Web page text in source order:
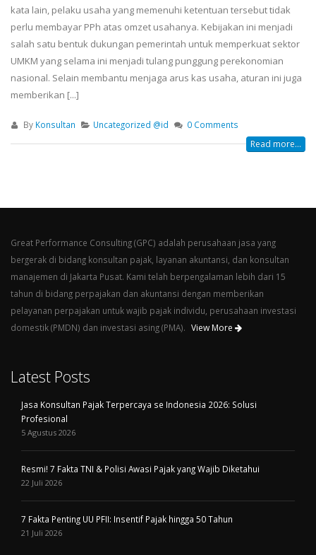
kata lain, pelaku usaha yang memenuhi ketentuan tersebut tidak
perlu membayar PPh atas omzet usahanya. Kebijakan ini menjadi
salah satu bentuk dukungan pemerintah untuk memperkuat sektor
UMKM yang selama ini menjadi tulang punggung perekonomian
nasional. Selain membantu menjaga arus kas usaha, aturan ini juga
memberikan [...]
By Konsultan Uncategorized @id 0 Comments
Read more...
Great Performance Consulting (GPC) adalah perusahaan jasa yang
bergerak di bidang konsultan pajak, layanan akuntansi, dan konsultan
manajemen di Jakarta Pusat. Kami telah berpengalaman lebih dari 15
tahun di bidang perpajakan dan akuntansi dengan memberikan
pelayanan perpajakan untuk wajib pajak individu, perusahaan investasi
domestik (PMDN) dan investasi asing (PMA). View More
Latest Posts
Jasa Konsultan Pajak Terpercaya se Indonesia 2026: Solusi
Profesional
5 Agustus 2026
Resmi! 7 Fakta TNI & Polisi Awasi Pajak yang Wajib Diketahui
22 Juli 2026
7 Fakta Penting UU PFII: Insentif Pajak hingga 50 Tahun
21 Juli 2026